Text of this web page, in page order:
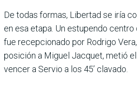
De todas formas, Libertad se iría
en esa etapa. Un estupendo
fue recepcionado por Rodrigo
posición a Miguel Jacquet, metió
vencer a Servio a los 45’ clavado.